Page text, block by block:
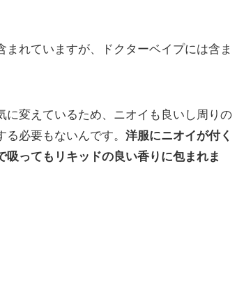
れていますが、ドクターベイプには含ま
に変えているため、ニオイも良いし周りの
必要もないんです。 洋服にニオイが付く
ってもリキッドの良い香りに包まれま